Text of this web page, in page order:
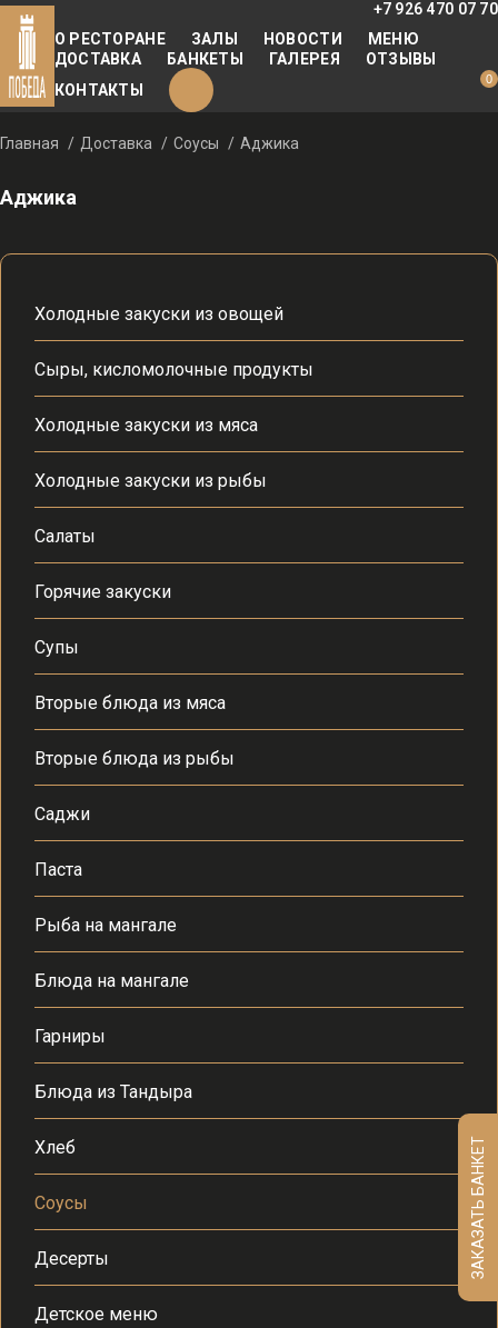
+7 926 470 07 70
О РЕСТОРАНЕ
ЗАЛЫ НОВОСТИ
МЕНЮ
ДОСТАВКА
БАНКЕТЫ ГАЛЕРЕЯ
ОТЗЫВЫ
КОНТАКТЫ
0
Главная Доставка Соусы Аджика
Аджика
Холодные закуски из овощей
Сыры, кисломолочные продукты
Холодные закуски из мяса
Холодные закуски из рыбы
Салаты
Горячие закуски
Супы
Вторые блюда из мяса
Вторые блюда из рыбы
Саджи
Паста
Рыба на мангале
Блюда на мангале
Гарниры
Блюда из Тандыра
Хлеб
Соусы
Десерты
Детское меню
ЗАКАЗАТЬ БАНКЕТ